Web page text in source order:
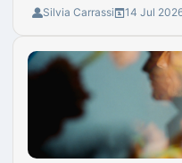
Silvia Carrassi 14 Jul